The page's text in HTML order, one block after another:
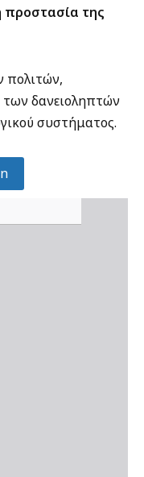
προστασία της
πολιτών,
δανειοληπτών
συστήματος.